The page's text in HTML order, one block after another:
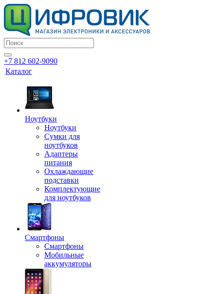
+7 812 602-9090
Каталог
Ноутбуки
Ноутбуки
Сумки для
ноутбуков
Адаптеры
питания
Охлаждающие
подставки
Комплектующие
для ноутбуков
Смартфоны
Смартфоны
Мобильные
аккумуляторы